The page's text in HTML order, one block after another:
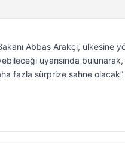
Abbas Arakçi, ülkesine
uyarısında
fazla sürprize sahne